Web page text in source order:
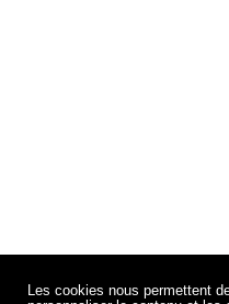
Les cookies nous permettent